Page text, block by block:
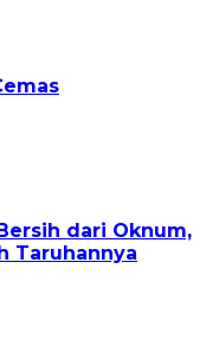
dari Oknum,
Taruhannya